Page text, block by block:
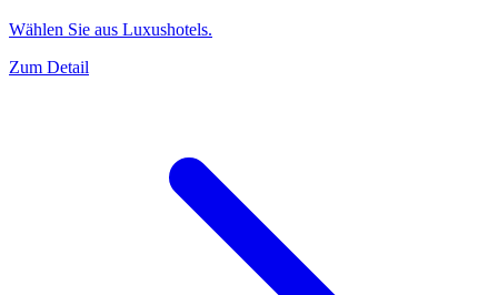
Wählen Sie aus Luxushotels.
Zum Detail